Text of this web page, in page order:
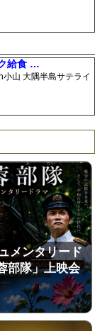
給食 …
山 大隅半島サテライ
メンタリード
部隊」上映会